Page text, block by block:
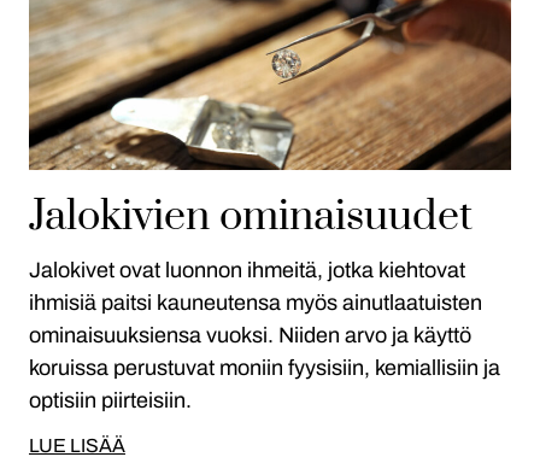
Jalokivien ominaisuudet
Jalokivet ovat luonnon ihmeitä, jotka kiehtovat
ihmisiä paitsi kauneutensa myös ainutlaatuisten
ominaisuuksiensa vuoksi. Niiden arvo ja käyttö
koruissa perustuvat moniin fyysisiin, kemiallisiin ja
optisiin piirteisiin.
LUE LISÄÄ